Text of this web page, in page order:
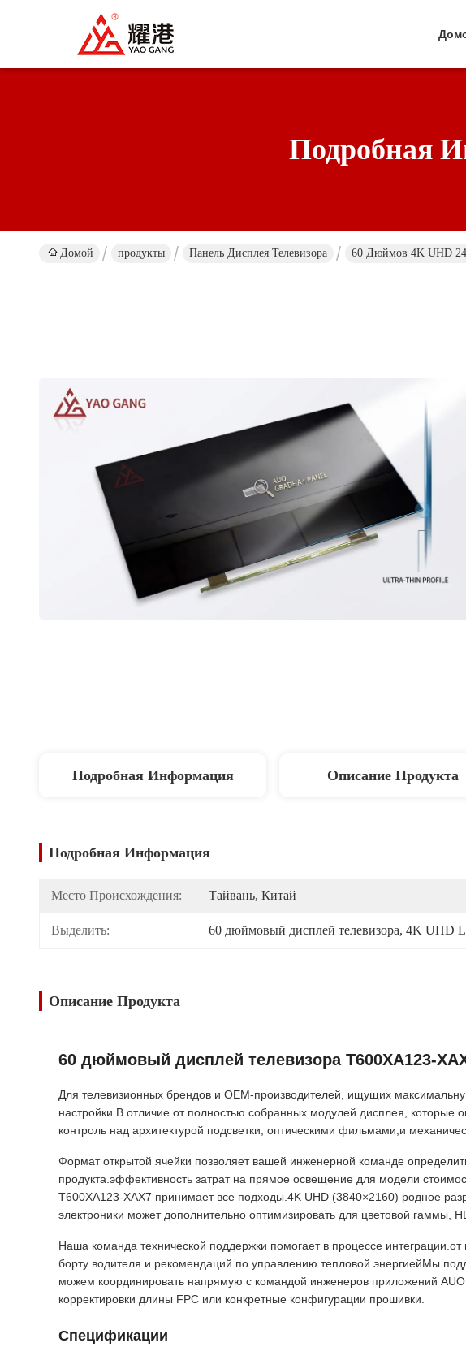
Подробная
Домой продукты Панель Дисплея Телевизора 60 Дюймов 4K UHD
Подробная Информация Описание Продукта
Подробная Информация
Место Происхождения: Тайвань, Китай
Выделить: 60 дюймовый дисплей телевизора, 4K UHD
Описание Продукта
60 дюймовый дисплей телевизора T600XA123-
Для телевизионных брендов и OEM-производителей, ищущих
настройки.В отличие от полностью собранных модулей дисплея,
контроль над архитектурой подсветки, оптическими фильмами,и
Формат открытой ячейки позволяет вашей инженерной команде
продукта.эффективность затрат на прямое освещение для модели
T600XA123-XAX7 принимает все подходы.4K UHD (3840×2160) родное
электроники может дополнительно оптимизировать для цветовой гаммы,
Наша команда технической поддержки помогает в процессе
борту водителя и рекомендаций по управлению тепловой энергиейМы
можем координировать напрямую с командой инженеров приложений
корректировки длины FPC или конкретные конфигурации прошивки.
Спецификации